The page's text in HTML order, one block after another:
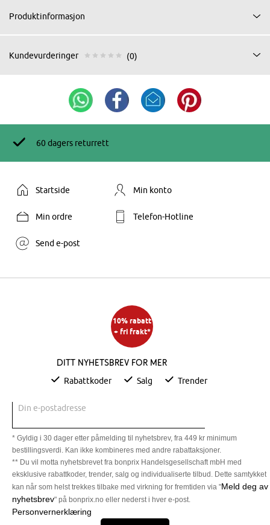
Produktinformasjon
Kundevurderinger (0)
60 dagers returrett
Startside Min konto
Min ordre Telefon-Hotline
Send e-post
10% rabatt
+ fri frakt*
Ditt nyhetsbrev for mer
Rabattkoder Salg Trender
Din e-postadresse
* Gyldig i 30 dager etter påmelding til nyhetsbrev, fra 449 kr minimum
bestillingsverdi. Kan ikke kombineres med andre rabattaksjoner.
** Du vil motta nyhetsbrevet fra bonprix Handelsgesellschaft mbH med
eksklusive rabattkoder, trender, salg og individualiserte tilbud. Dette samtykket
kan når som helst trekkes tilbake med virkning for fremtiden via "Meld deg av
nyhetsbrev" på bonprix.no eller nederst i hver e-post.
Personvernerklæring